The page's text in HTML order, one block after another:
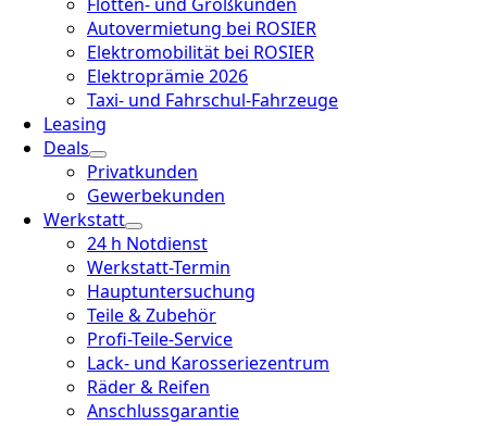
Autovermietung bei ROSIER
Elektromobilität bei ROSIER
Elektroprämie 2026
Taxi- und Fahrschul-Fahrzeuge
Leasing
Deals
Privatkunden
Gewerbekunden
Werkstatt
24 h Notdienst
Werkstatt-Termin
Hauptuntersuchung
Teile & Zubehör
Profi-Teile-Service
Lack- und Karosseriezentrum
Räder & Reifen
Anschlussgarantie